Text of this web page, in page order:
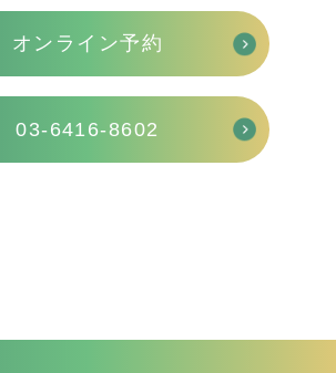
オンライン予約
03-6416-8602